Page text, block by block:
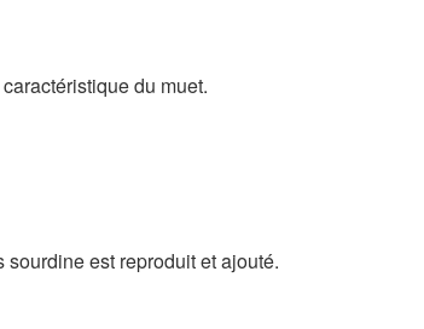
du muet.
est reproduit et ajouté.